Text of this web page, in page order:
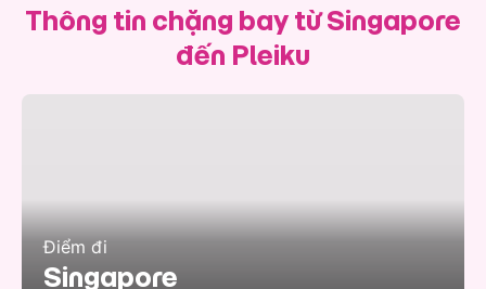
Thông tin chặng bay từ Singapore
đến Pleiku
Điểm đi
Singapore